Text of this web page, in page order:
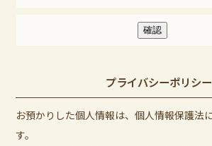
プライバシーポリシー
お預かりした個人情報は、個人情報保護法
す。